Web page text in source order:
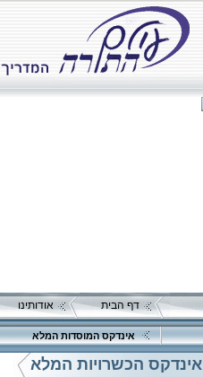
דף הבית אודותינו
אינדקס המוסדות המלא
אינדקס הכשרויות המלא